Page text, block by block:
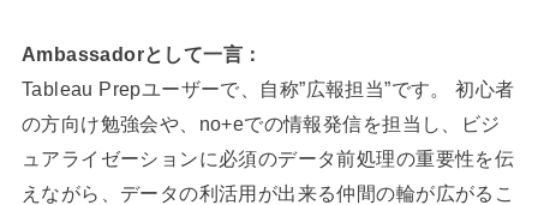
Ambassadorとして一言：
Tableau Prepユーザーで、自称”広報担当”です。 初心者
の方向け勉強会や、no+eでの情報発信を担当し、ビジ
ュアライゼーションに必須のデータ前処理の重要性を伝
えながら、データの利活用が出来る仲間の輪が広がるこ